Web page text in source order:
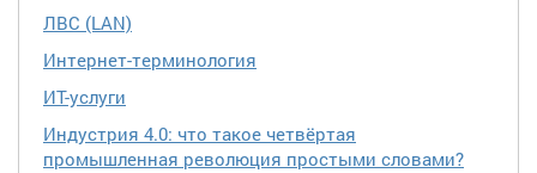
ЛВС (LAN)
Интернет-терминология
ИТ-услуги
Индустрия 4.0: что такое четвёртая
промышленная революция простыми словами?